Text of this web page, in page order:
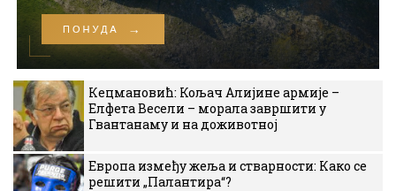
Кецмановић: Кољач Алијине армије –
Елфета Весели – морала завршити у
Гвантанаму и на доживотној
Европа између жеља и стварности: Како се
решити „Палантира“?